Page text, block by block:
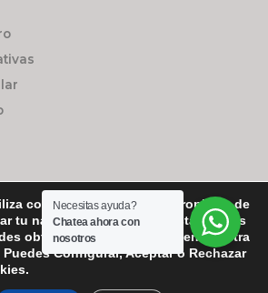
Pintor Segrelles | Nº1, Bajo – 46007 – Valencia
Aviso Legal
cookies utiliza cookies propias y de
tu navegación con fines estadísticos
obtener más información en nuestra
Puedes Configurar, Aceptar o Rechazar
Necesitas ayuda?
Chatea ahora con
nosotros